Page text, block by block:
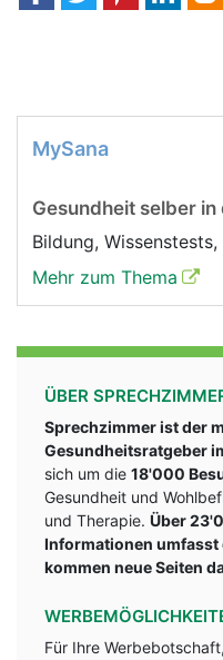
MySana
Gesundheit selber
Bildung,
Mehr zum Thema
ÜBER
Sprechzimmer ist der
Gesundheitsratgeber
sich um die 18'000
Gesundheit und
und Therapie. Über
Informationen umfasst
kommen neue Seiten
Für Ihre